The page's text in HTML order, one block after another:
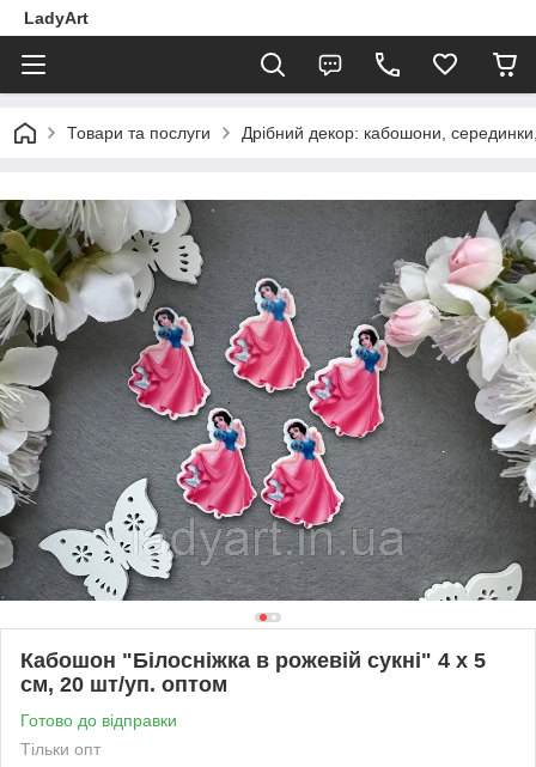
LadyArt
Товари та послуги Дрібний декор: кабошони,
Кабошон "Білосніжка в рожевій сукні" 4 х 5
см, 20 шт/уп. оптом
Готово до відправки
Тільки опт